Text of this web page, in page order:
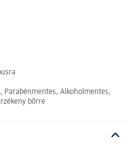
Parabénmentes, Alkoholmentes,
bőrre